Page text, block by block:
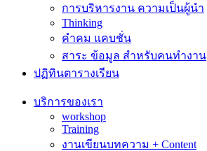
การบริหารงาน ความเป็นผู้นำ
Thinking
คำคม แคบชั่น
สาระ ข้อมูล สำหรับคนทำงาน
ปฏิทินตารางเรียน
บริการของเรา
workshop
Training
งานเขียนบทความ + Content